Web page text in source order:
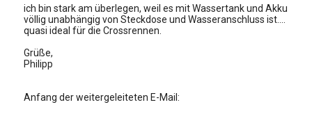
ich bin stark am überlegen, weil es mit Wassertank und Akku
völlig unabhängig von Steckdose und Wasseranschluss ist....
quasi ideal für die Crossrennen.
Grüße,
Philipp
Anfang der weitergeleiteten E-Mail: